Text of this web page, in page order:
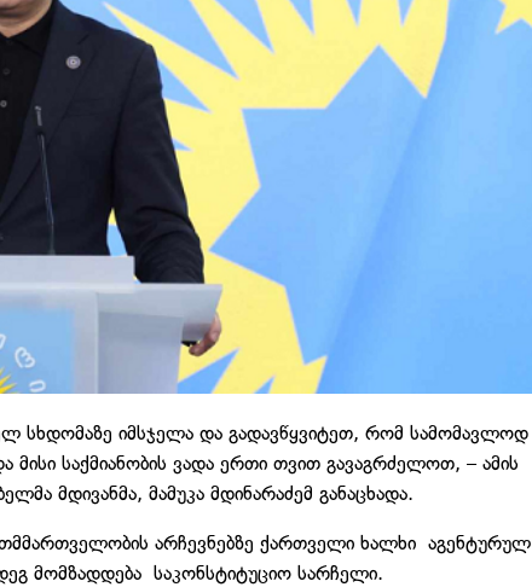
სხდომაზე იმსჯელა და გადავწყვიტეთ, რომ სამომავლოდ
მისი საქმიანობის ვადა ერთი თვით გავაგრძელოთ, – ამის
მდივანმა, მამუკა მდინარაძემ განაცხადა.
არჩევნებზე ქართველი ხალხი აგენტურულ
მომზადდება საკონსტიტუციო სარჩელი.